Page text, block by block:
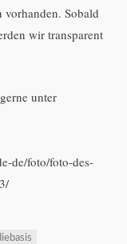
Sobald
wir transparent
unter
de/foto/foto-des-